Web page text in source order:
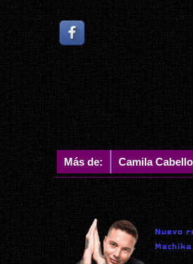
Más de: Camila Cabello
Nuevo